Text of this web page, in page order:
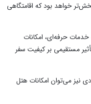
خواهد بود که اقامتگاهی
حرفه‌ای، امکانات
مستقیمی بر کیفیت سفر
نیز می‌توان امکانات هتل